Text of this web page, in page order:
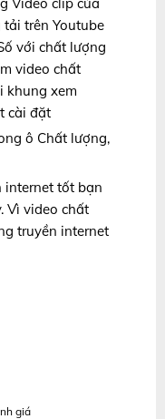
tải trên Youtube
với chất lượng
video chất
khung xem
cài đặt
ô Chất lượng,
internet tốt bạn
Vì video chất
truyền internet
giá